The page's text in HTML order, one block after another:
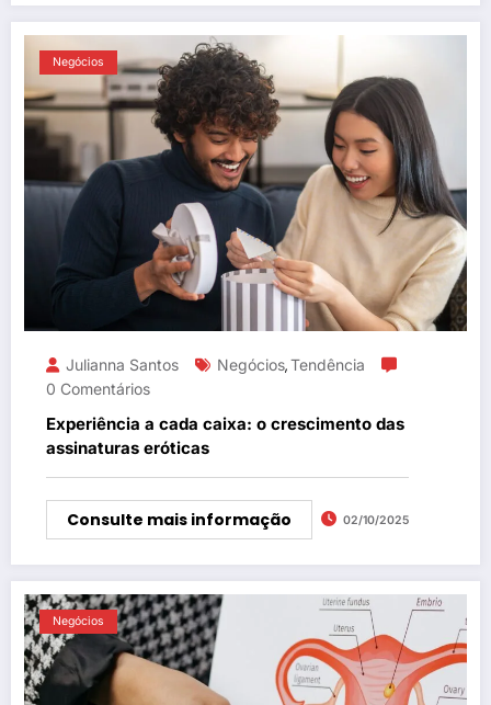
Negócios
Julianna Santos Negócios,Tendência
0 Comentários
Experiência a cada caixa: o crescimento das
assinaturas eróticas
Consulte mais informação 02/10/2025
Negócios